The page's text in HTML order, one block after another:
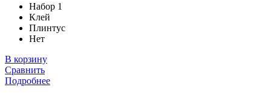
Набор 1
Клей
Плинтус
Нет
В корзину
Сравнить
Подробнее